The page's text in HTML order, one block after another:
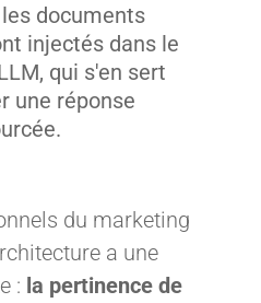
les documents
injectés dans le
qui s'en sert
une réponse
du marketing
a une
: la pertinence de